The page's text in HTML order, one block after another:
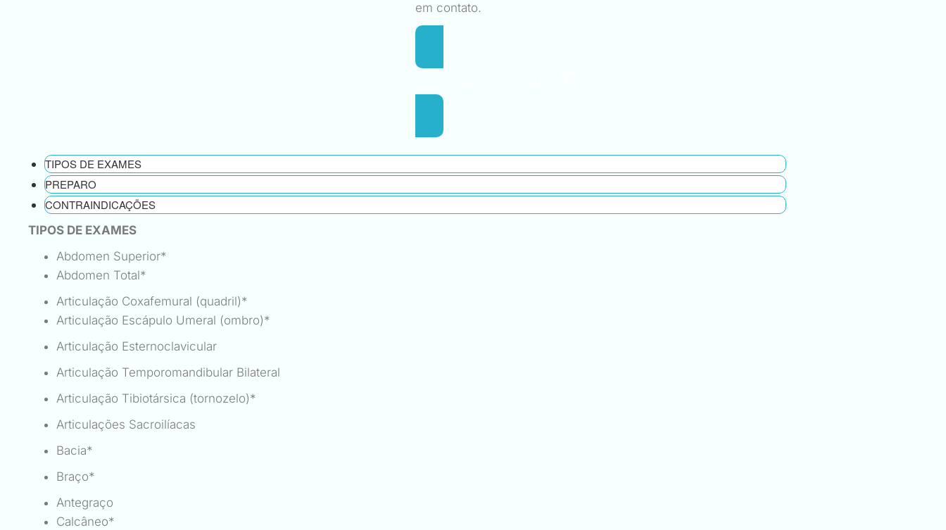
em contato.
TIPOS DE EXAMES
PREPARO
CONTRAINDICAÇÕES
TIPOS DE EXAMES
Abdomen Superior*
Abdomen Total*
Articulação Coxafemural (quadril)*
Articulação Escápulo Umeral (ombro)*
Articulação Esternoclavicular
Articulação Temporomandibular Bilateral
Articulação Tibiotársica (tornozelo)*
Articulações Sacroilíacas
Bacia*
Braço*
Antegraço
Calcâneo*